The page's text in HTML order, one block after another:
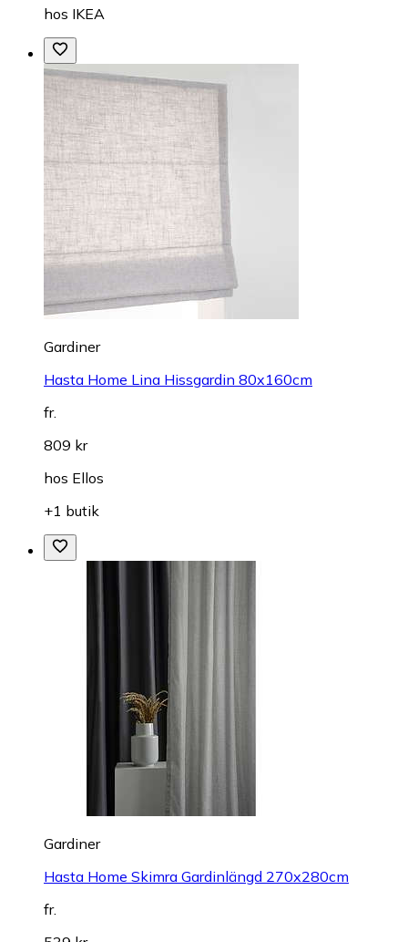
hos IKEA
Gardiner
Hasta Home Lina Hissgardin 80x160cm
fr.
809 kr
hos Ellos
+1 butik
Gardiner
Hasta Home Skimra Gardinlängd 270x280cm
fr.